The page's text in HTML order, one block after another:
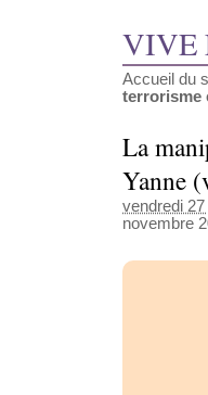
VIVE
Accueil du
terrorisme
La
Yanne
vendredi
novembre